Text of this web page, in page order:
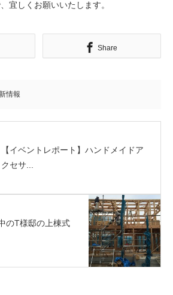
宜しくお願いいたします。
Share
情報
【イベントレポート】ハンドメイドア
クセサ...
のT様邸の上棟式